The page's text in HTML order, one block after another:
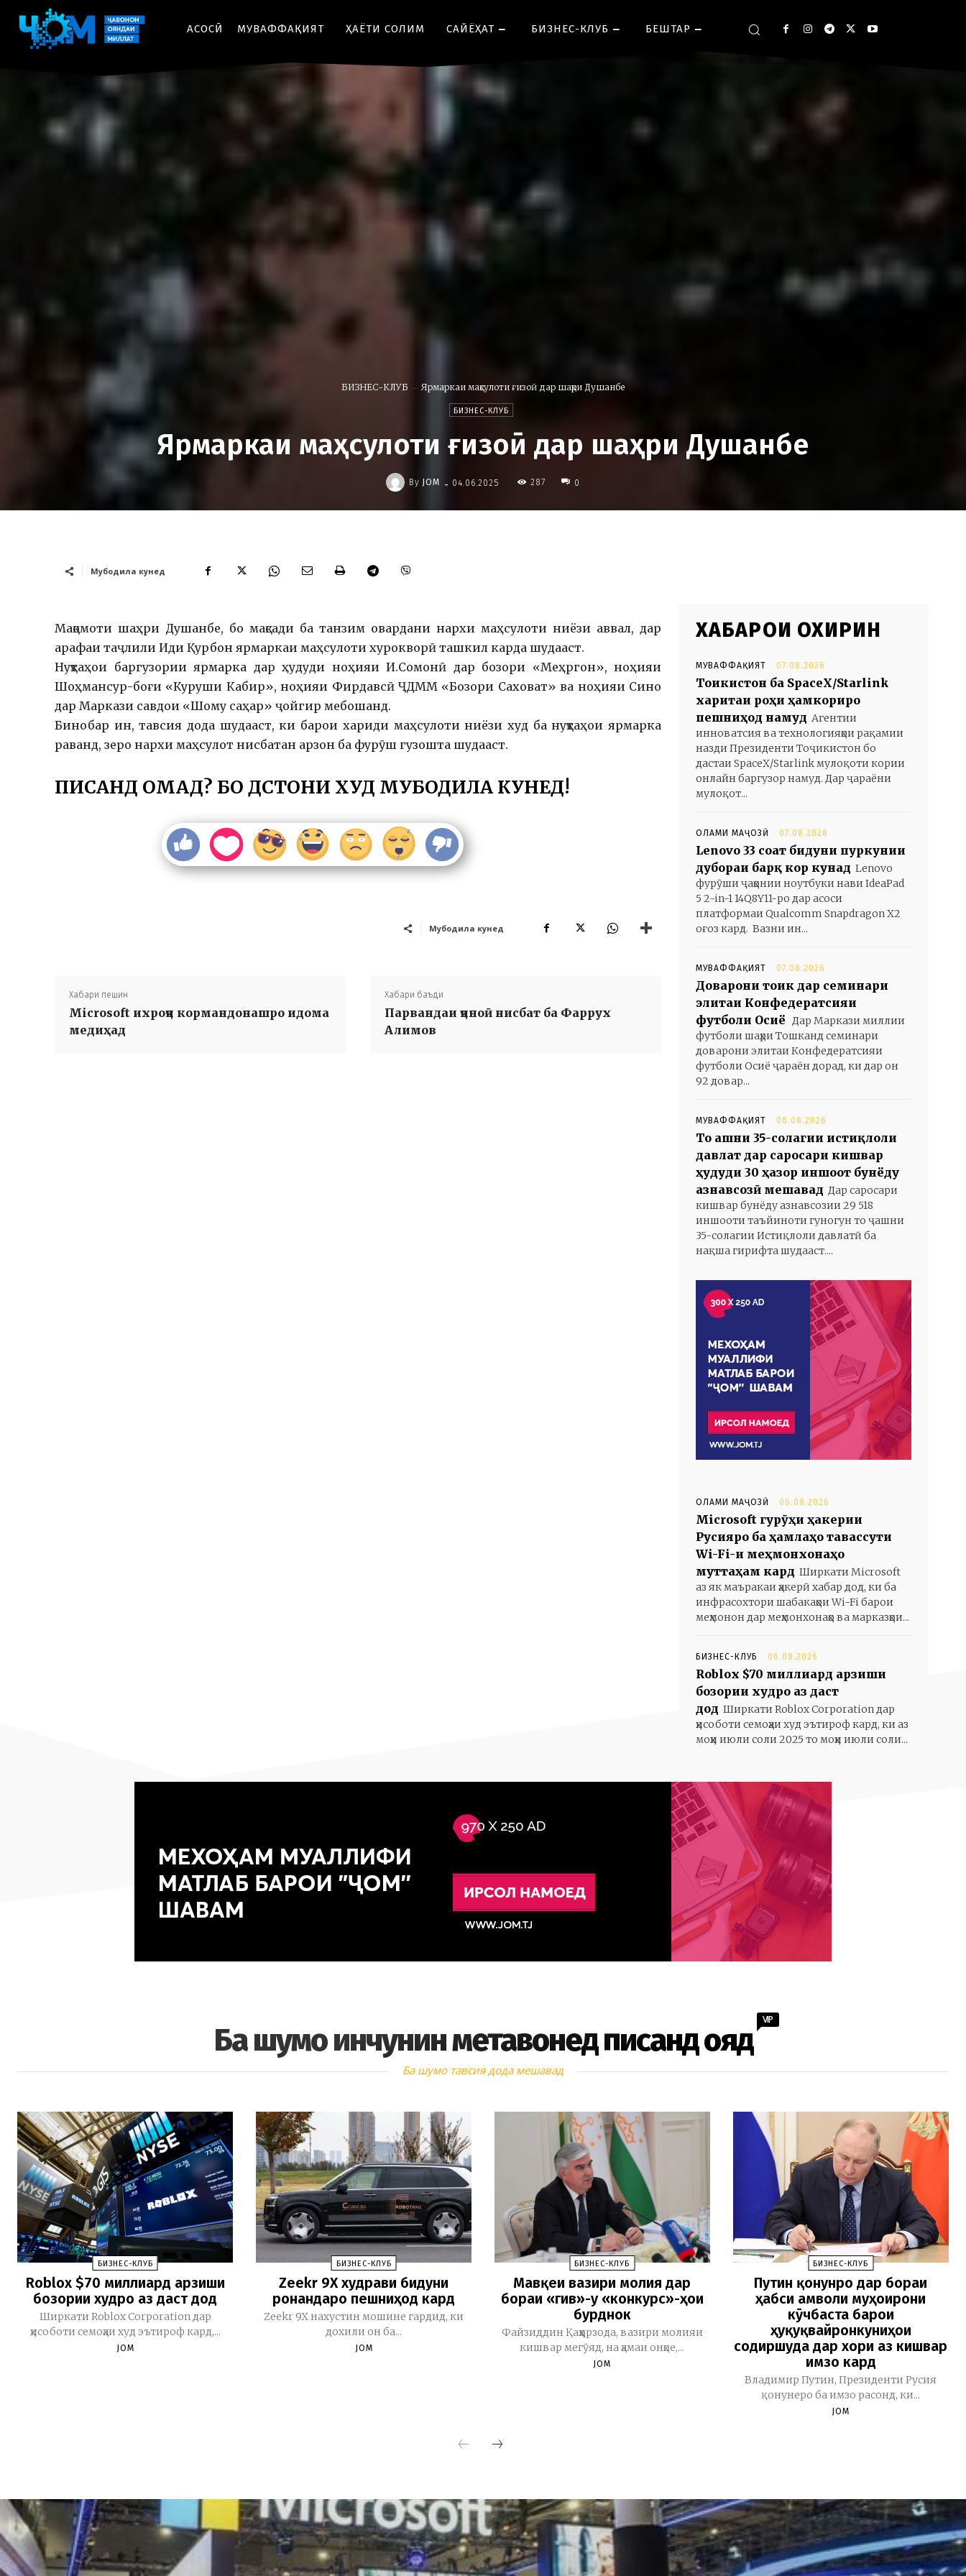
АСОСӢ МУВАФФАҚИЯТ ҲАЁТИ СОЛИМ CАЙЁҲАТ БИЗНЕС-КЛУБ БЕШТАР
БИЗНЕС-КЛУБ Ярмаркаи маҳсулоти ғизоӣ дар шаҳри Душанбе
БИЗНЕС-КЛУБ
Ярмаркаи маҳсулоти ғизоӣ дар шаҳри Душанбе
By JOM - 04.06.2025 287 0
Мубодила кунед
Мақомоти шаҳри Душанбе, бо мақсади ба танзим овардани нархи маҳсулоти ниёзи аввал, дар
арафаи таҷлили Иди Қурбон ярмаркаи маҳсулоти хурокворӣ ташкил карда шудааст.
Нуқтаҳои баргузории ярмарка дар ҳудуди ноҳияи И.Сомонӣ дар бозори «Меҳргон», ноҳияи
Шоҳмансур-боғи «Куруши Кабир», ноҳияи Фирдавсӣ ҶДММ «Бозори Саховат» ва ноҳияи Сино
дар Маркази савдои «Шому саҳар» ҷойгир мебошанд.
Бинобар ин, тавсия дода шудааст, ки барои хариди маҳсулоти ниёзи худ ба нуқтаҳои ярмарка
раванд, зеро нархи маҳсулот нисбатан арзон ба фурӯш гузошта шудааст.
ПИСАНД ОМАД? БО ДӮСТОНИ ХУД МУБОДИЛА КУНЕД!
Мубодила кунед
Хабари пешин
Microsoft ихроҷи кормандонашро идома
медиҳад
Хабари баъди
Парвандаи ҷиноӣ нисбат ба Фаррух
Алимов
ХАБАРҲОИ ОХИРИН
МУВАФФАҚИЯТ 07.08.2026
Тоҷикистон ба SpaceX/Starlink
харитаи роҳи ҳамкориро
пешниҳод намуд Агентии
инноватсия ва технологияҳои рақамии
назди Президенти Тоҷикистон бо
дастаи SpaceX/Starlink мулоқоти кории
онлайн баргузор намуд. Дар ҷараёни
мулоқот...
ОЛАМИ МАҶОЗӢ 07.08.2026
Lenovo 33 соат бидуни пуркунии
дубораи барқ кор кунад Lenovo
фурӯши ҷаҳонии ноутбуки нави IdeaPad
5 2-in-1 14Q8Y11-ро дар асоси
платформаи Qualcomm Snapdragon X2
оғоз кард. Вазни ин...
МУВАФФАҚИЯТ 07.08.2026
Доварони тоҷик дар семинари
элитаи Конфедератсияи
футболи Осиё Дар Маркази миллии
футболи шаҳри Тошканд семинари
доварони элитаи Конфедератсияи
футболи Осиё ҷараён дорад, ки дар он
92 довар...
МУВАФФАҚИЯТ 06.08.2026
То ҷашни 35-солагии истиқлоли
давлат дар саросари кишвар
ҳудуди 30 ҳазор иншоот бунёду
азнавсозӣ мешавад Дар саросари
кишвар бунёду азнавсозии 29 518
иншооти таъйиноти гуногун то ҷашни
35-солагии Истиқлоли давлатӣ ба
нақша гирифта шудааст....
ОЛАМИ МАҶОЗӢ 06.08.2026
Microsoft гурӯҳи ҳакерии
Русияро ба ҳамлаҳо тавассути
Wi-Fi-и меҳмонхонаҳо
муттаҳам кард Ширкати Microsoft
аз як маъракаи ҳакерӣ хабар дод, ки ба
инфрасохтори шабакаҳои Wi-Fi барои
меҳмонон дар меҳмонхонаҳо ва марказҳои...
БИЗНЕС-КЛУБ 06.08.2026
Roblox $70 миллиард арзиши
бозории худро аз даст
дод Ширкати Roblox Corporation дар
ҳисоботи семоҳаи худ эътироф кард, ки аз
моҳи июли соли 2025 то моҳи июли соли...
Ба шумо инчунин метавонед писанд ояд
VIP
Ба шумо тавсия дода мешавад
БИЗНЕС-КЛУБ
Roblox $70 миллиард арзиши
бозории худро аз даст дод
Ширкати Roblox Corporation дар
ҳисоботи семоҳаи худ эътироф кард,...
JOM
БИЗНЕС-КЛУБ
Zeekr 9X худрави бидуни
ронандаро пешниҳод кард
Zeekr 9X нахустин мошине гардид, ки
дохили он ба...
JOM
БИЗНЕС-КЛУБ
Мавқеи вазири молия дар
бораи «гив»-у «конкурс»-ҳои
бурднок
Файзиддин Қаҳҳорзода, вазири молияи
кишвар мегӯяд, на ҳамаи онҳое,...
JOM
БИЗНЕС-КЛУБ
Путин қонунро дар бораи
ҳабси амволи муҳоҷирони
кӯчбаста барои
ҳуқуқвайронкуниҳои
содиршуда дар хориҷ аз кишвар
имзо кард
Владимир Путин, Президенти Русия
қонунеро ба имзо расонд, ки...
JOM